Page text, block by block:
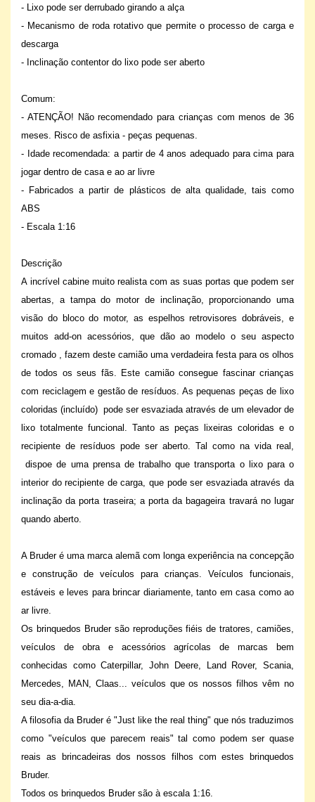
- Lixo pode ser derrubado girando a alça
- Mecanismo de roda rotativo que permite o processo de carga e
descarga
- Inclinação contentor do lixo pode ser aberto
Comum:
- ATENÇÃO! Não recomendado para crianças com menos de 36
meses. Risco de asfixia - peças pequenas.
- Idade recomendada: a partir de 4 anos adequado para cima para
jogar dentro de casa e ao ar livre
- Fabricados a partir de plásticos de alta qualidade, tais como
ABS
- Escala 1:16
Descrição
A incrível cabine muito realista com as suas portas que podem ser
abertas, a tampa do motor de inclinação, proporcionando uma
visão do bloco do motor, as ​​espelhos retrovisores dobráveis, e
muitos add-on acessórios, que dão ao modelo o seu aspecto
cromado , fazem deste camião uma verdadeira festa para os olhos
de todos os seus fãs. Este camião consegue fascinar crianças
com reciclagem e gestão de resíduos. As pequenas peças de lixo
coloridas (incluído) pode ser esvaziada através de um elevador de
lixo totalmente funcional. Tanto as peças lixeiras coloridas e o
recipiente de resíduos pode ser aberto. Tal como na vida real,
dispoe de uma prensa de trabalho que transporta o lixo para o
interior do recipiente de carga, que pode ser esvaziada através da
inclinação da porta traseira; a porta da bagageira travará no lugar
quando aberto.
A Bruder é uma marca alemã com longa experiência na concepção
e construção de veículos para crianças. Veículos funcionais,
estáveis e leves para brincar diariamente, tanto em casa como ao
ar livre.
Os brinquedos Bruder são reproduções fiéis de tratores, camiões,
veículos de obra e acessórios agrícolas de marcas bem
conhecidas como Caterpillar, John Deere, Land Rover, Scania,
Mercedes, MAN, Claas... veículos que os nossos filhos vêm no
seu dia-a-dia.
A filosofia da Bruder é "Just like the real thing" que nós traduzimos
como "veículos que parecem reais" tal como podem ser quase
reais as brincadeiras dos nossos filhos com estes brinquedos
Bruder.
Todos os brinquedos Bruder são à escala 1:16.